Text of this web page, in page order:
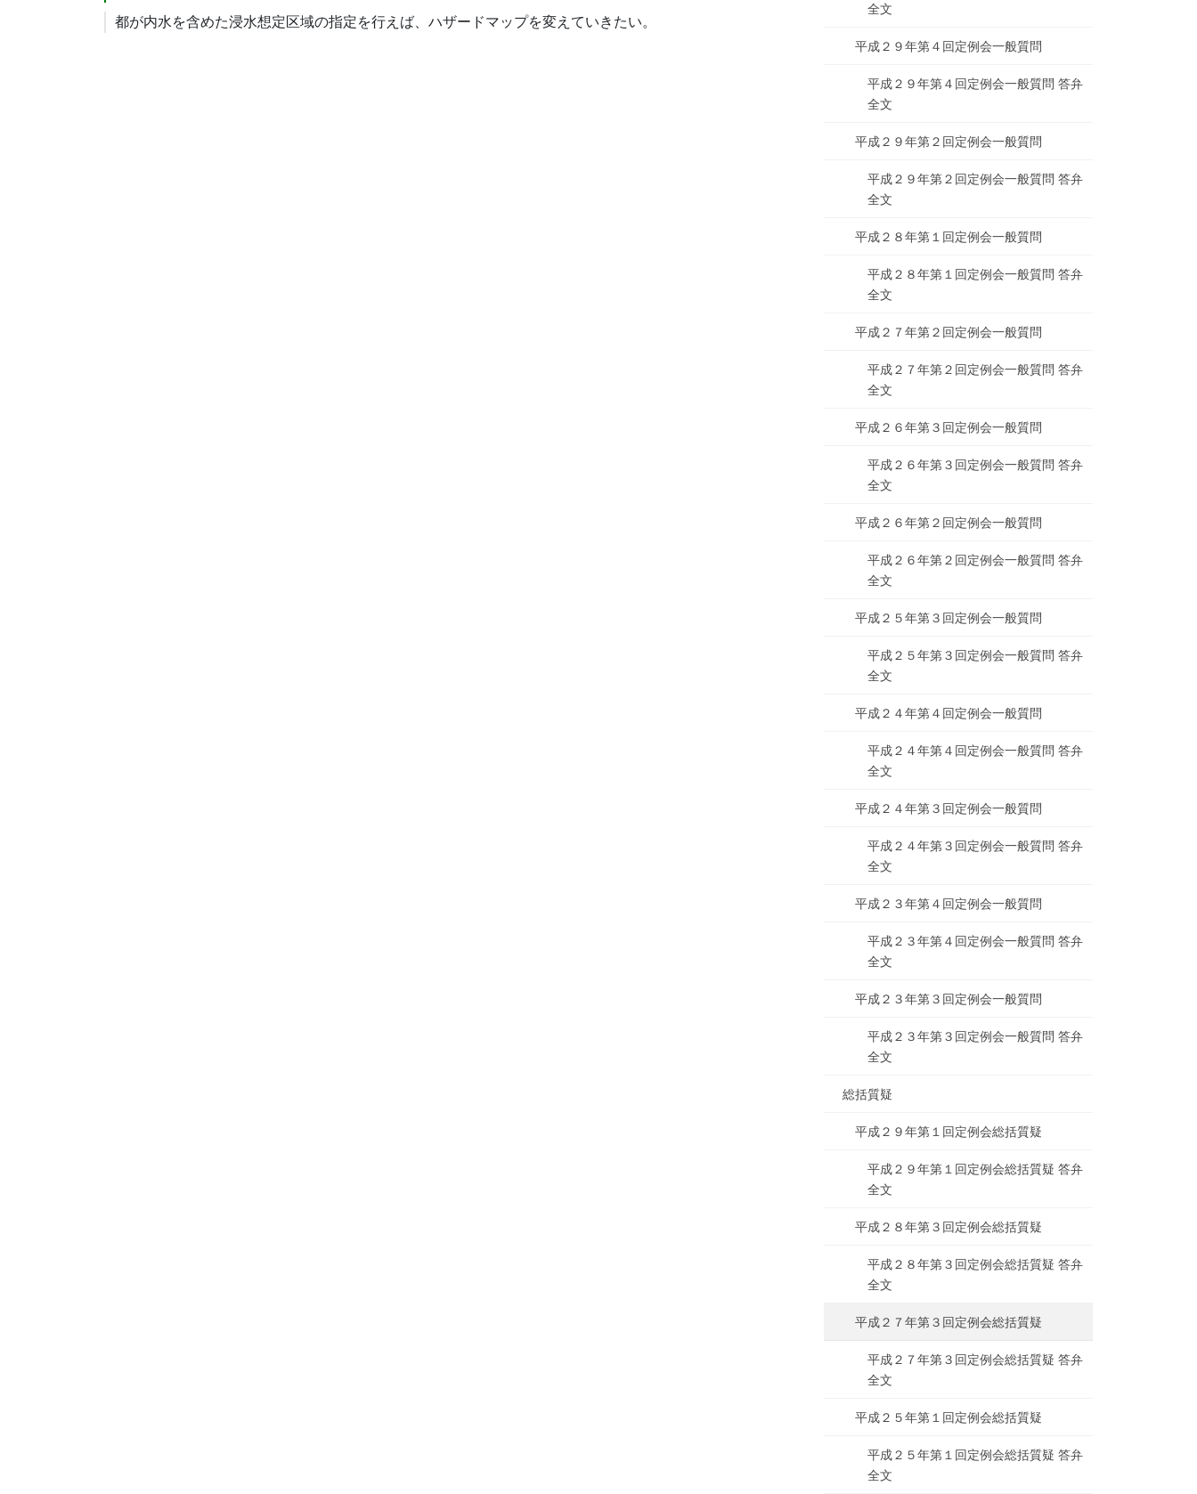
都が内水を含めた浸水想定区域の指定を行えば、ハザードマップを変えていきたい。
全文
平成２９年第４回定例会一般質問
平成２９年第４回定例会一般質問 答弁
全文
平成２９年第２回定例会一般質問
平成２９年第２回定例会一般質問 答弁
全文
平成２８年第１回定例会一般質問
平成２８年第１回定例会一般質問 答弁
全文
平成２７年第２回定例会一般質問
平成２７年第２回定例会一般質問 答弁
全文
平成２６年第３回定例会一般質問
平成２６年第３回定例会一般質問 答弁
全文
平成２６年第２回定例会一般質問
平成２６年第２回定例会一般質問 答弁
全文
平成２５年第３回定例会一般質問
平成２５年第３回定例会一般質問 答弁
全文
平成２４年第４回定例会一般質問
平成２４年第４回定例会一般質問 答弁
全文
平成２４年第３回定例会一般質問
平成２４年第３回定例会一般質問 答弁
全文
平成２３年第４回定例会一般質問
平成２３年第４回定例会一般質問 答弁
全文
平成２３年第３回定例会一般質問
平成２３年第３回定例会一般質問 答弁
全文
総括質疑
平成２９年第１回定例会総括質疑
平成２９年第１回定例会総括質疑 答弁
全文
平成２８年第３回定例会総括質疑
平成２８年第３回定例会総括質疑 答弁
全文
平成２７年第３回定例会総括質疑
平成２７年第３回定例会総括質疑 答弁
全文
平成２５年第１回定例会総括質疑
平成２５年第１回定例会総括質疑 答弁
全文